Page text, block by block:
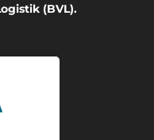
(BVL).